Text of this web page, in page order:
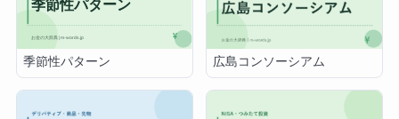
季節性パターン 広島コンソーシアム